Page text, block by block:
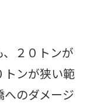
２０トンが
トンが狭い範
のダメージ